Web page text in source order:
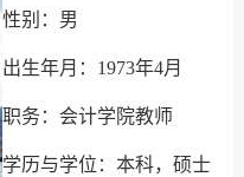
性别：男
出生年月：1973年4月
职务：会计学院教师
学历与学位：本科，硕士